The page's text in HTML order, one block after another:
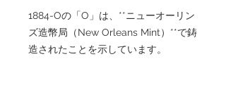
1884-Oの「O」は、**ニューオーリン
ズ造幣局（New Orleans Mint）**で鋳
造されたことを示しています。